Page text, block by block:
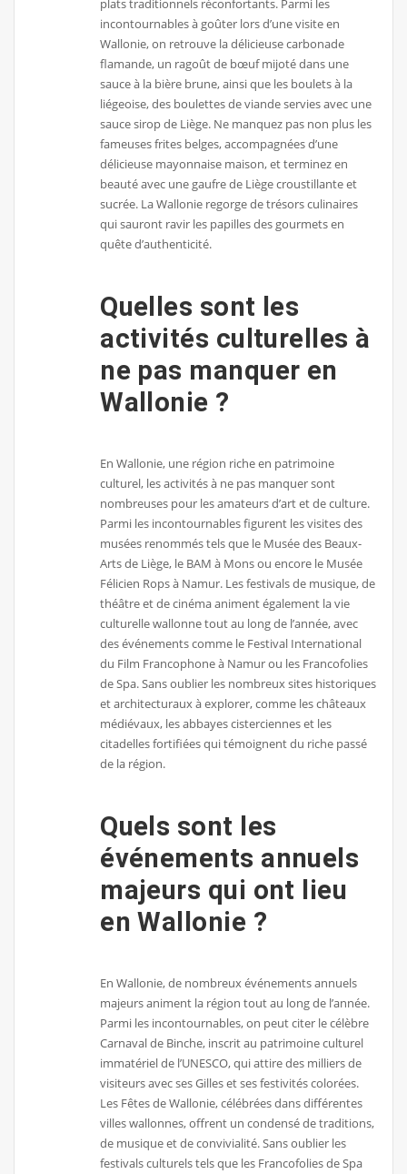
plats traditionnels réconfortants. Parmi les
incontournables à goûter lors d’une visite en
Wallonie, on retrouve la délicieuse carbonade
flamande, un ragoût de bœuf mijoté dans une
sauce à la bière brune, ainsi que les boulets à la
liégeoise, des boulettes de viande servies avec une
sauce sirop de Liège. Ne manquez pas non plus les
fameuses frites belges, accompagnées d’une
délicieuse mayonnaise maison, et terminez en
beauté avec une gaufre de Liège croustillante et
sucrée. La Wallonie regorge de trésors culinaires
qui sauront ravir les papilles des gourmets en
quête d’authenticité.
Quelles sont les
activités culturelles à
ne pas manquer en
Wallonie ?
En Wallonie, une région riche en patrimoine
culturel, les activités à ne pas manquer sont
nombreuses pour les amateurs d’art et de culture.
Parmi les incontournables figurent les visites des
musées renommés tels que le Musée des Beaux-
Arts de Liège, le BAM à Mons ou encore le Musée
Félicien Rops à Namur. Les festivals de musique, de
théâtre et de cinéma animent également la vie
culturelle wallonne tout au long de l’année, avec
des événements comme le Festival International
du Film Francophone à Namur ou les Francofolies
de Spa. Sans oublier les nombreux sites historiques
et architecturaux à explorer, comme les châteaux
médiévaux, les abbayes cisterciennes et les
citadelles fortifiées qui témoignent du riche passé
de la région.
Quels sont les
événements annuels
majeurs qui ont lieu
en Wallonie ?
En Wallonie, de nombreux événements annuels
majeurs animent la région tout au long de l’année.
Parmi les incontournables, on peut citer le célèbre
Carnaval de Binche, inscrit au patrimoine culturel
immatériel de l’UNESCO, qui attire des milliers de
visiteurs avec ses Gilles et ses festivités colorées.
Les Fêtes de Wallonie, célébrées dans différentes
villes wallonnes, offrent un condensé de traditions,
de musique et de convivialité. Sans oublier les
festivals culturels tels que les Francofolies de Spa